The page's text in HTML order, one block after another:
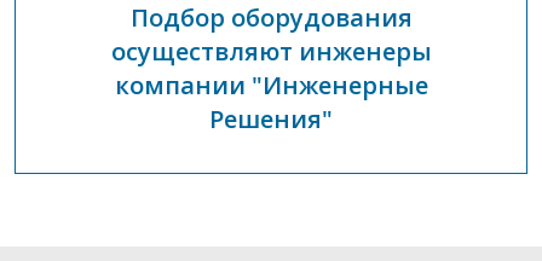
Подбор оборудования
осуществляют инженеры
компании "Инженерные
Решения"